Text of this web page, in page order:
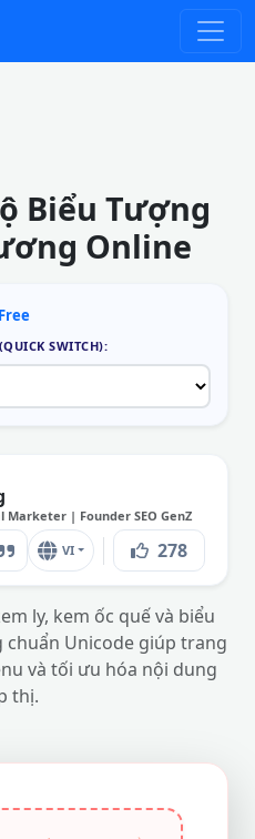
Biểu Tượng
Online
SWITCH):
Marketer | Founder SEO GenZ
VI 278
ly, kem ốc quế và biểu
Unicode giúp trang
và tối ưu hóa nội dung
thị.